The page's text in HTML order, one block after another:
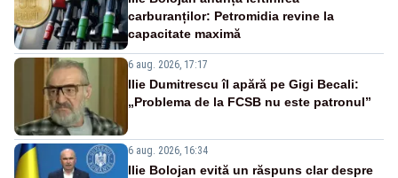
carburanților: Petromidia revine la
capacitate maximă
6 aug. 2026, 17:17
Ilie Dumitrescu îl apără pe Gigi Becali:
„Problema de la FCSB nu este patronul”
6 aug. 2026, 16:34
Ilie Bolojan evită un răspuns clar despre